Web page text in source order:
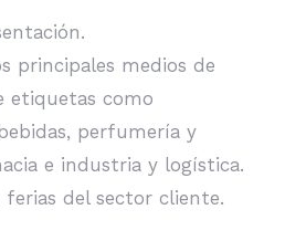
principales medios de
etiquetas como
perfumería y
e industria y logística.
ferias del sector cliente.